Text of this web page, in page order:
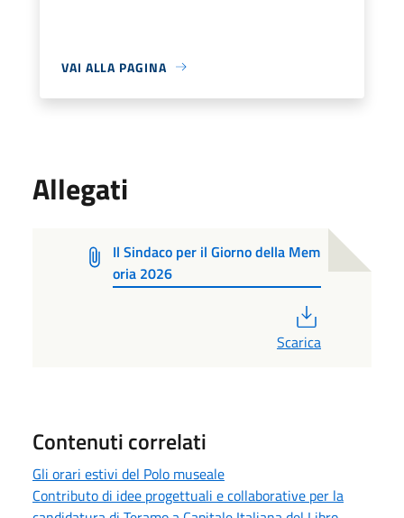
VAI ALLA PAGINA
Allegati
Il Sindaco per il Giorno della Mem
oria 2026
Scarica
Contenuti correlati
Gli orari estivi del Polo museale
Contributo di idee progettuali e collaborative per la